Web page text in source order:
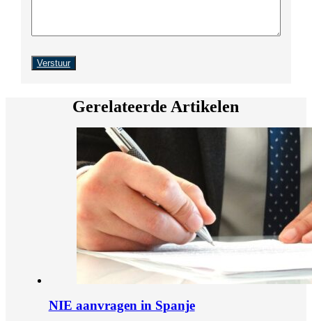
Gerelateerde Artikelen
NIE aanvragen in Spanje